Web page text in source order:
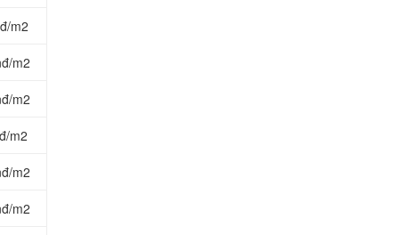
m2
m2
m2
m2
m2
m2